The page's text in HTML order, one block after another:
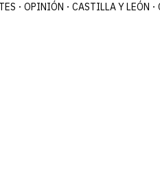
OPINIÓN CASTILLA Y LEÓN